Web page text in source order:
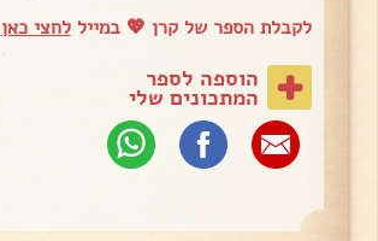
לקבלת הספר של קרן 💖 במייללחצי כאן
הוספה לספר
המתכונים שלי